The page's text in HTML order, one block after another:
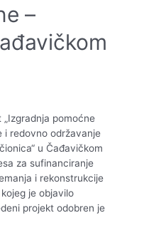
–
pomoćne
i redovno održavanje
u Čađavičkom
za sufinanciranje
i rekonstrukcije
je objavilo
projekt odobren je